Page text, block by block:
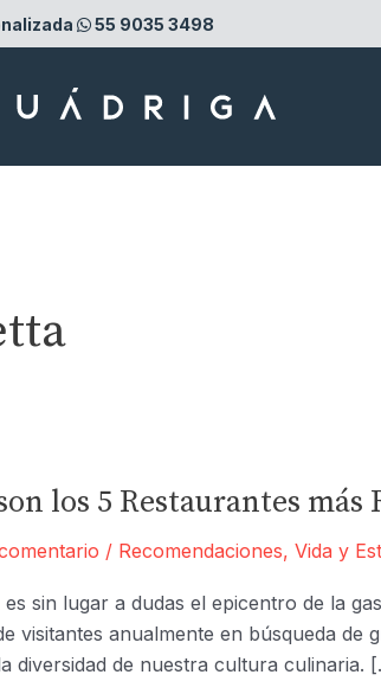
55 9035 3498
los 5 Restaurantes más
/ Recomendaciones, Vida y
es sin lugar a dudas el epicentro de la
visitantes anualmente en búsqueda
diversidad de nuestra cultura culinaria.